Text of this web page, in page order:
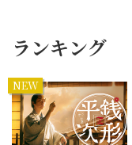
ランキング
NEW